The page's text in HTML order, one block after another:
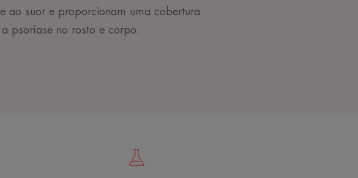
ao suor e proporcionam uma cobertura
psoríase no rosto e corpo.